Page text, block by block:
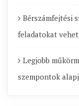
Bérszámfejtési
feladatokat
Legjobb
szempontok